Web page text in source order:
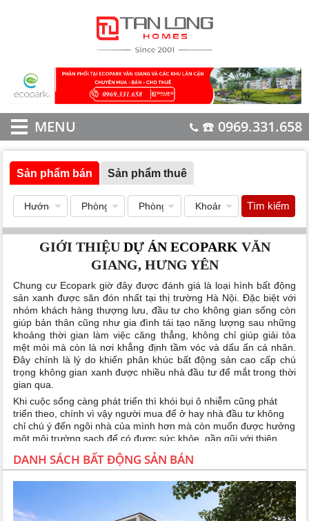
MENU ☎️ 0969.331.658
Sản phẩm bán Sản phẩm thuê
Tìm kiếm
GIỚI THIỆU DỰ ÁN ECOPARK VĂN
GIANG, HƯNG YÊN
Chung cư Ecopark giờ đây được đánh giá là loại hình bất động
sản xanh được săn đón nhất tại thị trường Hà Nội. Đặc biệt với
nhóm khách hàng thượng lưu, đầu tư cho không gian sống còn
giúp bản thân cũng như gia đình tái tạo năng lượng sau những
khoảng thời gian làm việc căng thẳng, không chỉ giúp giải tỏa
mệt mỏi mà còn là nơi khẳng định tầm vóc và dấu ấn cá nhân.
Đây chính là lý do khiến phân khúc bất động sản cao cấp chú
trọng không gian xanh được nhiều nhà đầu tư để mắt trong thời
gian qua.
Khi cuộc sống càng phát triển thì khói bụi ô nhiễm cũng phát
triển theo, chính vì vậy người mua để ở hay nhà đầu tư không
chỉ chú ý đến ngôi nhà của mình hơn mà còn muốn được hưởng
một môi trường sạch để có được sức khỏe, gần gũi với thiên
nhiên và tiện ích sống xung quanh. Họ cũng chú trọng nhiều vào
chất lượng quản lý dự án, theo hướng tăng cường các hoạt
khỏe khác. Có thể khẳng định rằng các căn hộ chung cư
Ecopark đáp ứng được tất cả các điều đó…
Nhắc đến khu đô thị Ecopark là đồng nghĩa với việc bạn đang
DANH SÁCH BẤT ĐỘNG SẢN BÁN